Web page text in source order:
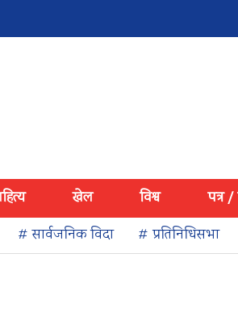
खेल विश्व
पत्र /
# सार्वजनिक विदा # प्रतिनिधिसभा